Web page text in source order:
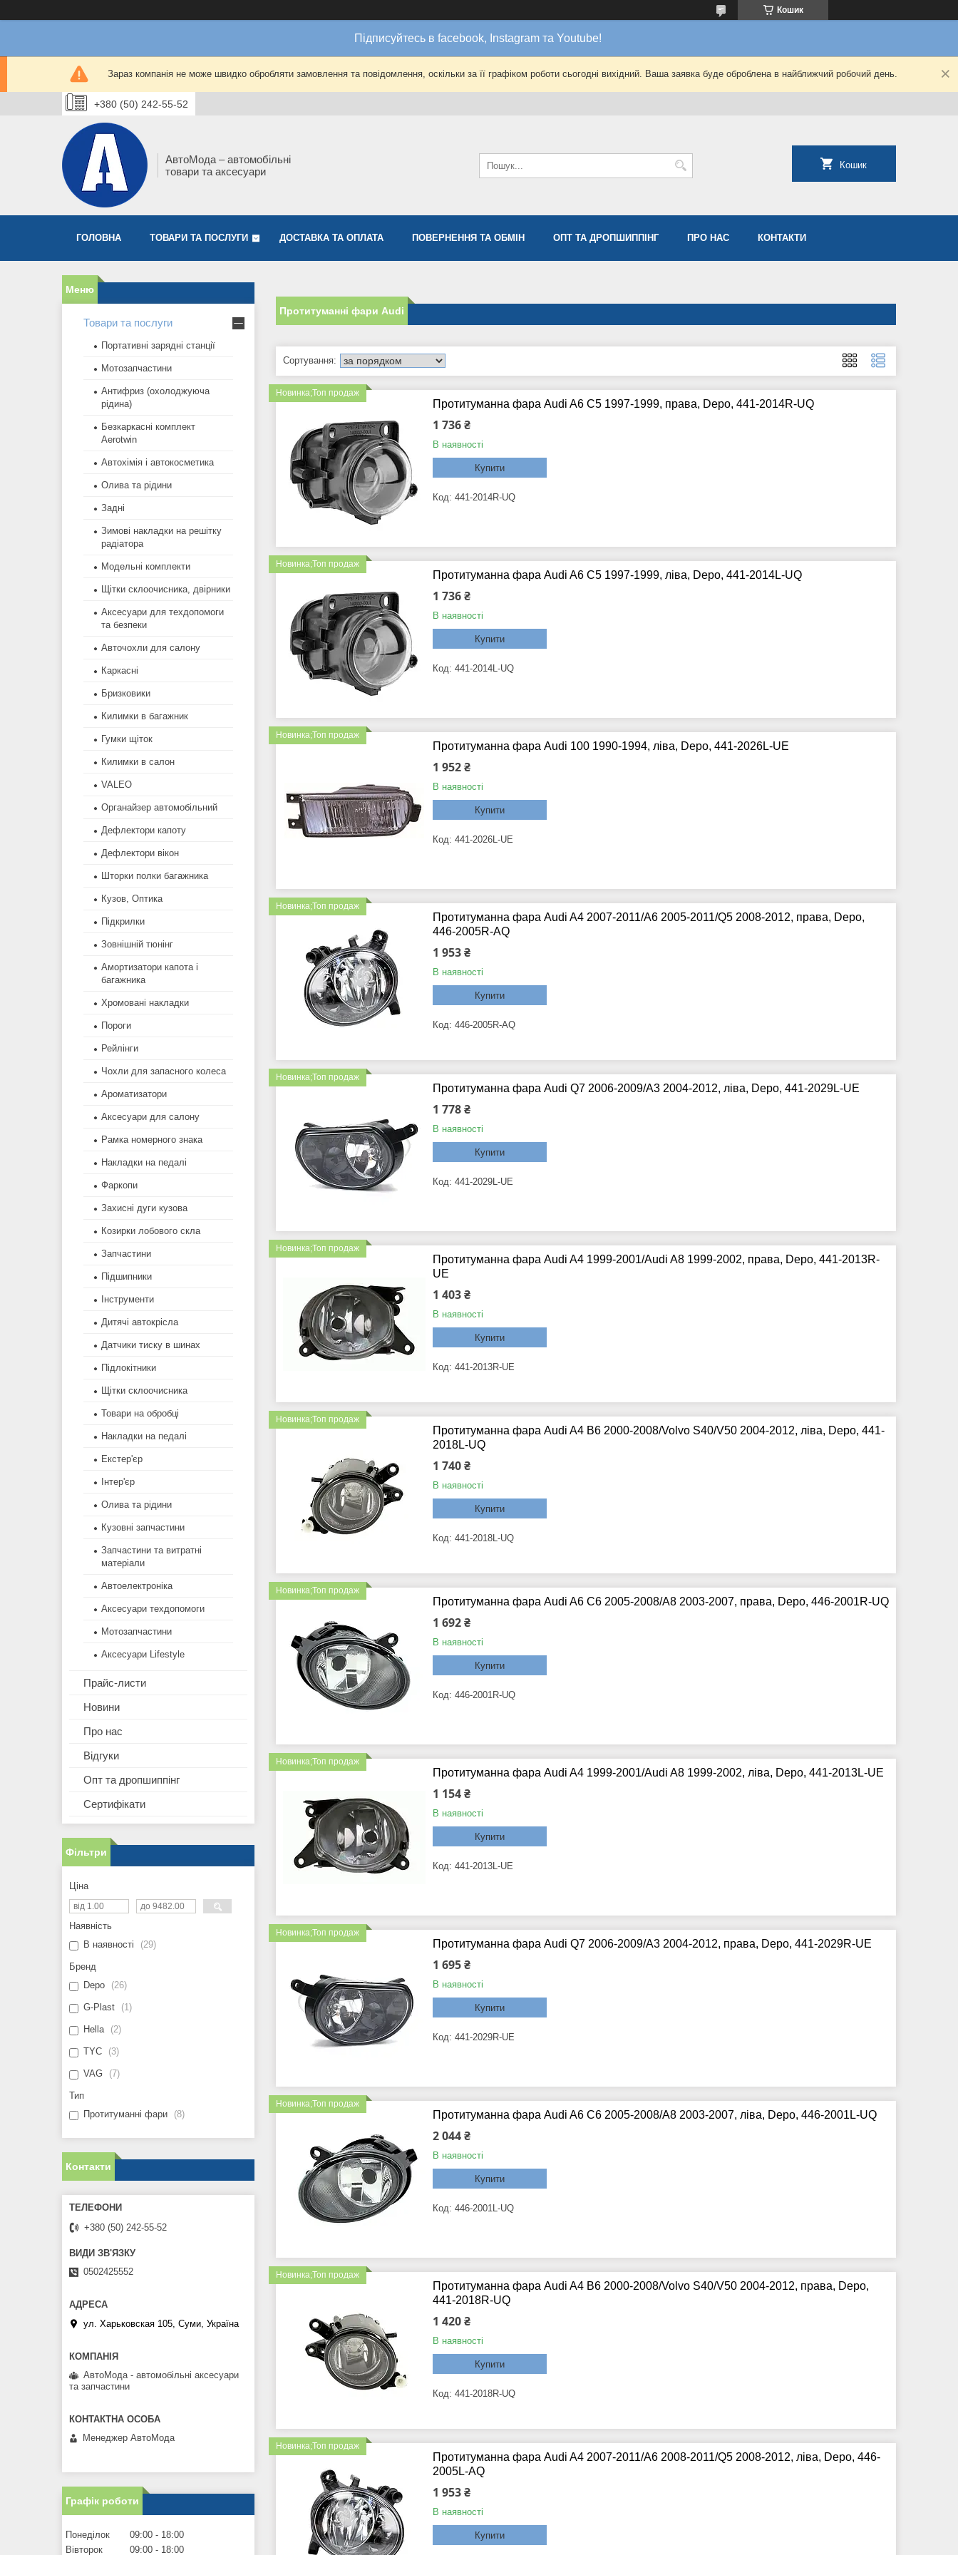
Кошик
Підписуйтесь в facebook, Instagram та Youtube!
Зараз компанія не може швидко обробляти замовлення та повідомлення, оскільки за її графіком роботи сьогодні вихідний. Ваша заявка буде оброблена в найближчий робочий день.
+380 (50) 242-55-52
АвтоМода – автомобільні
товари та аксесуари
Кошик
ГОЛОВНА ТОВАРИ ТА ПОСЛУГИ ДОСТАВКА ТА ОПЛАТА ПОВЕРНЕННЯ ТА ОБМІН ОПТ ТА ДРОПШИППІНГ ПРО НАС КОНТАКТИ
Протитуманні фари Audi
Новинка;Топ продаж
Протитуманна фара Audi A6 C5 1997-1999, права, Depo, 441-2014R-UQ
1 736 ₴
В наявності
Купити
441-2014R-UQ
Новинка;Топ продаж
Протитуманна фара Audi A6 C5 1997-1999, ліва, Depo, 441-2014L-UQ
1 736 ₴
В наявності
Купити
441-2014L-UQ
Новинка;Топ продаж
Протитуманна фара Audi 100 1990-1994, ліва, Depo, 441-2026L-UE
1 952 ₴
В наявності
Купити
441-2026L-UE
Новинка;Топ продаж
Протитуманна фара Audi A4 2007-2011/A6 2005-2011/Q5 2008-2012, права, Depo,
446-2005R-AQ
1 953 ₴
В наявності
Купити
446-2005R-AQ
Новинка;Топ продаж
Протитуманна фара Audi Q7 2006-2009/A3 2004-2012, ліва, Depo, 441-2029L-UE
1 778 ₴
В наявності
Купити
441-2029L-UE
Новинка;Топ продаж
Протитуманна фара Audi A4 1999-2001/Audi A8 1999-2002, права, Depo, 441-2013R-
UE
1 403 ₴
В наявності
Купити
441-2013R-UE
Новинка;Топ продаж
Протитуманна фара Audi A4 B6 2000-2008/Volvo S40/V50 2004-2012, ліва, Depo, 441-
2018L-UQ
1 740 ₴
В наявності
Купити
441-2018L-UQ
Новинка;Топ продаж
Протитуманна фара Audi A6 C6 2005-2008/A8 2003-2007, права, Depo, 446-2001R-UQ
1 692 ₴
В наявності
Купити
446-2001R-UQ
Новинка;Топ продаж
Протитуманна фара Audi A4 1999-2001/Audi A8 1999-2002, ліва, Depo, 441-2013L-UE
1 154 ₴
В наявності
Купити
441-2013L-UE
Новинка;Топ продаж
Протитуманна фара Audi Q7 2006-2009/A3 2004-2012, права, Depo, 441-2029R-UE
1 695 ₴
В наявності
Купити
441-2029R-UE
Новинка;Топ продаж
Протитуманна фара Audi A6 C6 2005-2008/A8 2003-2007, ліва, Depo, 446-2001L-UQ
2 044 ₴
В наявності
Купити
446-2001L-UQ
Новинка;Топ продаж
Протитуманна фара Audi A4 B6 2000-2008/Volvo S40/V50 2004-2012, права, Depo,
441-2018R-UQ
1 420 ₴
В наявності
Купити
441-2018R-UQ
Новинка;Топ продаж
Протитуманна фара Audi A4 2007-2011/A6 2008-2011/Q5 2008-2012, ліва, Depo, 446-
2005L-AQ
1 953 ₴
В наявності
Купити
Товари та послуги
Портативні зарядні станції
Мотозапчастини
Антифриз (охолоджуюча
рідина)
Безкаркасні комплект
Aerotwin
Автохімія і автокосметика
Олива та рідини
Задні
Зимові накладки на решітку
радіатора
Модельні комплекти
Щітки склоочисника, двірники
Аксесуари для техдопомоги
та безпеки
Авточохли для салону
Каркасні
Бризковики
Килимки в багажник
Гумки щіток
Килимки в салон
VALEO
Органайзер автомобільний
Дефлектори капоту
Дефлектори вікон
Шторки полки багажника
Кузов, Оптика
Підкрилки
Зовнішній тюнінг
Амортизатори капота і
багажника
Хромовані накладки
Пороги
Рейлінги
Чохли для запасного колеса
Ароматизатори
Аксесуари для салону
Рамка номерного знака
Накладки на педалі
Фаркопи
Захисні дуги кузова
Козирки лобового скла
Запчастини
Підшипники
Інструменти
Дитячі автокрісла
Датчики тиску в шинах
Підлокітники
Щітки склоочисника
Товари на обробці
Накладки на педалі
Екстер'єр
Інтер'єр
Олива та рідини
Кузовні запчастини
Запчастини та витратні
матеріали
Автоелектроніка
Аксесуари техдопомоги
Мотозапчастини
Аксесуари Lifestyle
Прайс-листи
Новини
Про нас
Відгуки
Опт та дропшиппінг
Сертифікати
Фільтри
Ціна
Наявність
В наявності
29
Бренд
Depo
26
G-Plast 1
Hella 2
TYC 3
VAG 7
Тип
Протитуманні фари
8
Контакти
+380 (50) 242-55-52
0502425552
ул. Харьковская 105, Суми, Україна
АвтоМода - автомобільні аксесуари
та запчастини
Менеджер АвтоМода
Графік роботи
Понеділок 09:00
18:00
Вівторок
09:00 18:00